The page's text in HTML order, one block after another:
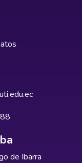
de Ibarra